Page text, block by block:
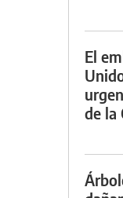
El
de la